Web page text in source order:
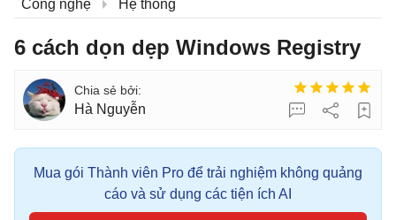
Công nghệ Hệ thống
6 cách dọn dẹp Windows Registry
Hà Nguyễn
Mua gói Thành viên Pro để trải nghiệm không quảng
cáo và sử dụng các tiện ích AI